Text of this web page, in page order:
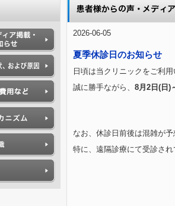
2026-06-05
夏季休診日のお知らせ
日頃は当クリニックをご利
誠に勝手ながら、 8月2日(日)
なお、休診日前後は混雑が
特に、遠隔診療にて受診さ